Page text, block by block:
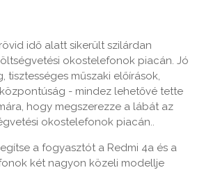
idő alatt sikerült szilárdan
okostelefonok piacán. Jó
tisztességes műszaki előírások,
- mindez lehetővé tette
hogy megszerezze a lábát az
okostelefonok piacán..
a fogyasztót a Redmi 4a és a
két nagyon közeli modellje